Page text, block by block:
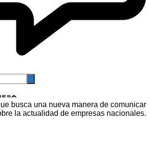
busca una nueva manera de comunicar
la actualidad de empresas nacionales.